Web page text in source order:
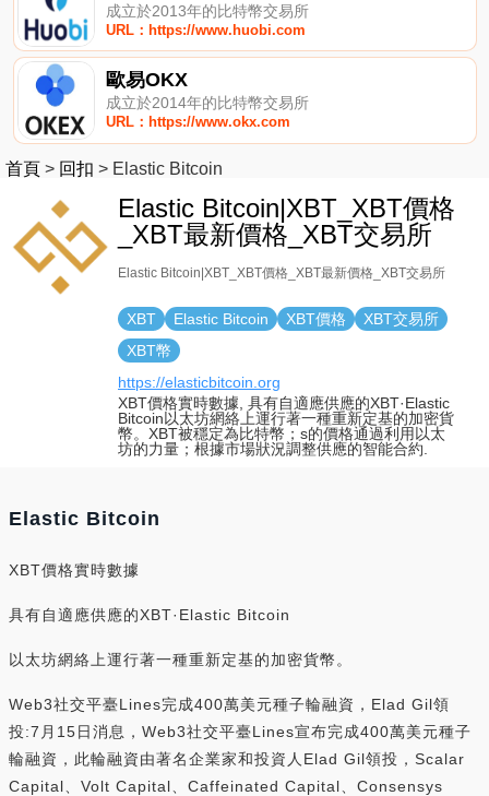
成立於2013年的比特幣交易所
URL：https://www.huobi.com
歐易OKX
成立於2014年的比特幣交易所
URL：https://www.okx.com
首頁 > 回扣 > Elastic Bitcoin
Elastic Bitcoin|XBT_XBT價格
_XBT最新價格_XBT交易所
Elastic Bitcoin|XBT_XBT價格_XBT最新價格_XBT交易所
XBT Elastic Bitcoin XBT價格
XBT交易所
XBT幣
https://elasticbitcoin.org
XBT價格實時數據, 具有自適應供應的XBT·Elastic
Bitcoin以太坊網絡上運行著一種重新定基的加密貨
幣。XBT被穩定為比特幣；s的價格通過利用以太
坊的力量；根據市場狀況調整供應的智能合約.
Elastic Bitcoin
XBT價格實時數據
具有自適應供應的XBT·Elastic Bitcoin
以太坊網絡上運行著一種重新定基的加密貨幣。
Web3社交平臺Lines完成400萬美元種子輪融資，Elad Gil領
投:7月15日消息，Web3社交平臺Lines宣布完成400萬美元種子
輪融資，此輪融資由著名企業家和投資人Elad Gil領投，Scalar
Capital、Volt Capital、Caffeinated Capital、Consensys